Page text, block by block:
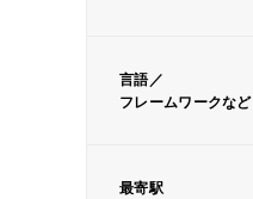
言語／
フレームワークなど
最寄駅